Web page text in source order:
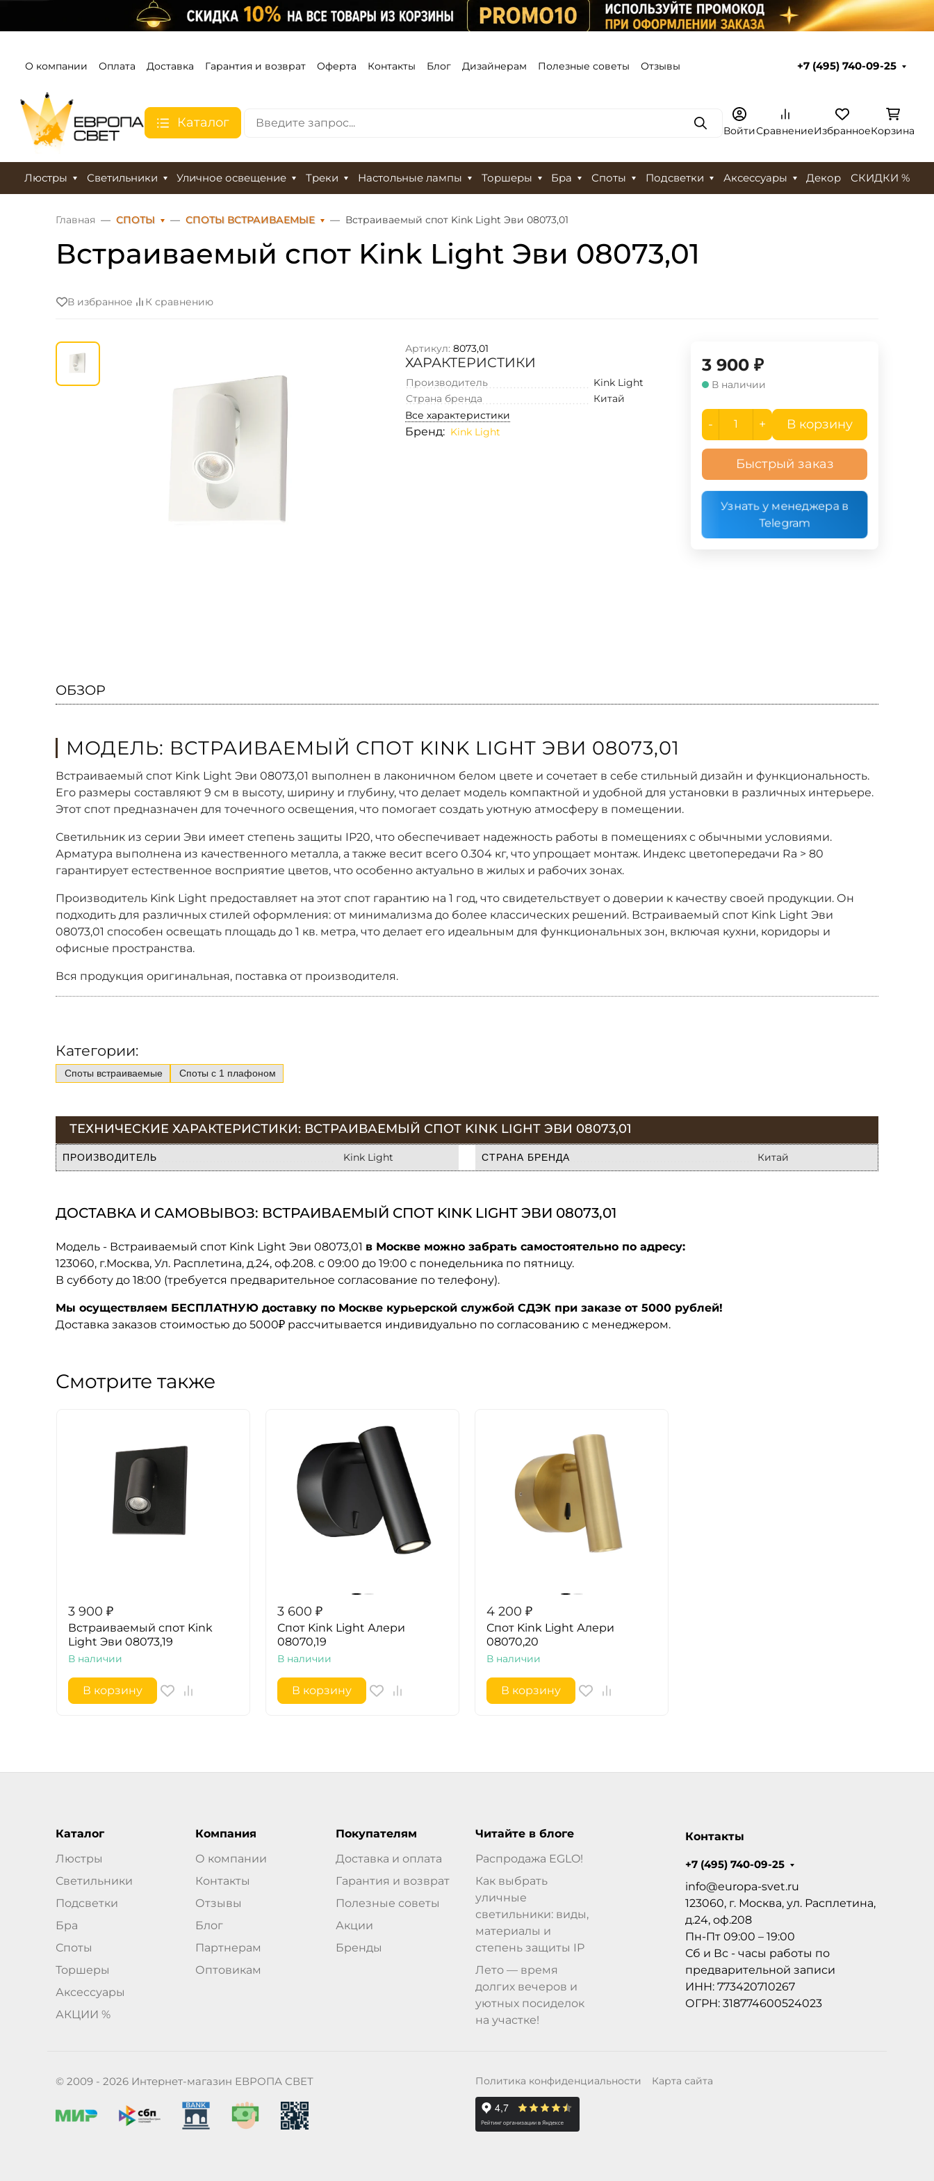
О компании Оплата Доставка Гарантия и возврат Оферта Контакты Блог Дизайнерам Полезные советы Отзывы +7 (495) 740-09-25
Каталог ПоискВойтиСравнениеИзбранноеКорзина
Люстры Светильники Уличное освещение Треки Настольные лампы Торшеры Бра Споты Подсветки Аксессуары Декор СКИДКИ %
Главная СПОТЫ СПОТЫ ВСТРАИВАЕМЫЕ Встраиваемый спот Kink Light Эви 08073,01
Встраиваемый спот Kink Light Эви 08073,01
В избранное К сравнению
Артикул: 8073,01
ХАРАКТЕРИСТИКИ
Производитель
Kink Light
Страна бренда
Китай
Все характеристики
Бренд: Kink Light
3 900 ₽
В наличии
- + В корзину
Быстрый заказ
Узнать у менеджера в
Telegram
ОБЗОР
МОДЕЛЬ: ВСТРАИВАЕМЫЙ СПОТ KINK LIGHT ЭВИ 08073,01
Встраиваемый спот Kink Light Эви 08073,01 выполнен в лаконичном белом цвете и сочетает в себе стильный дизайн и функциональность.
Его размеры составляют 9 см в высоту, ширину и глубину, что делает модель компактной и удобной для установки в различных интерьере.
Этот спот предназначен для точечного освещения, что помогает создать уютную атмосферу в помещении.
Светильник из серии Эви имеет степень защиты IP20, что обеспечивает надежность работы в помещениях с обычными условиями.
Арматура выполнена из качественного металла, а также весит всего 0.304 кг, что упрощает монтаж. Индекс цветопередачи Ra > 80
гарантирует естественное восприятие цветов, что особенно актуально в жилых и рабочих зонах.
Производитель Kink Light предоставляет на этот спот гарантию на 1 год, что свидетельствует о доверии к качеству своей продукции. Он
подходить для различных стилей оформления: от минимализма до более классических решений. Встраиваемый спот Kink Light Эви
08073,01 способен освещать площадь до 1 кв. метра, что делает его идеальным для функциональных зон, включая кухни, коридоры и
офисные пространства.
Вся продукция оригинальная, поставка от производителя.
Категории:
Споты встраиваемые Споты с 1 плафоном
ТЕХНИЧЕСКИЕ ХАРАКТЕРИСТИКИ: ВСТРАИВАЕМЫЙ СПОТ KINK LIGHT ЭВИ 08073,01
ПРОИЗВОДИТЕЛЬ Kink Light СТРАНА БРЕНДА Китай
ДОСТАВКА И САМОВЫВОЗ: ВСТРАИВАЕМЫЙ СПОТ KINK LIGHT ЭВИ 08073,01
Модель - Встраиваемый спот Kink Light Эви 08073,01 в Москве можно забрать самостоятельно по адресу:
123060, г.Москва, Ул. Расплетина, д.24, оф.208. с 09:00 до 19:00 с понедельника по пятницу.
В субботу до 18:00 (требуется предварительное согласование по телефону).
Мы осуществляем БЕСПЛАТНУЮ доставку по Москве курьерской службой СДЭК при заказе от 5000 рублей!
Доставка заказов стоимостью до 5000₽ рассчитывается индивидуально по согласованию с менеджером.
Смотрите также
3 900 ₽
Встраиваемый спот Kink
Light Эви 08073,19
В наличии
В корзину
3 600 ₽
Спот Kink Light Алери
08070,19
В наличии
В корзину
4 200 ₽
Спот Kink Light Алери
08070,20
В наличии
В корзину
Каталог
Люстры
Светильники
Подсветки
Бра
Споты
Торшеры
Аксессуары
АКЦИИ %
Компания
О компании
Контакты
Отзывы
Блог
Партнерам
Оптовикам
Покупателям
Доставка и оплата
Гарантия и возврат
Полезные советы
Акции
Бренды
Читайте в блоге
Распродажа EGLO!
Как выбрать
уличные
светильники: виды,
материалы и
степень защиты IP
Лето — время
долгих вечеров и
уютных посиделок
на участке!
Контакты
+7 (495) 740-09-25
info@europa-svet.ru
123060, г. Москва, ул. Расплетина,
д.24, оф.208
Пн-Пт 09:00 – 19:00
Сб и Вс - часы работы по
предварительной записи
ИНН: 773420710267
ОГРН: 318774600524023
© 2009 - 2026 Интернет-магазин ЕВРОПА СВЕТ Политика конфиденциальности Карта сайта